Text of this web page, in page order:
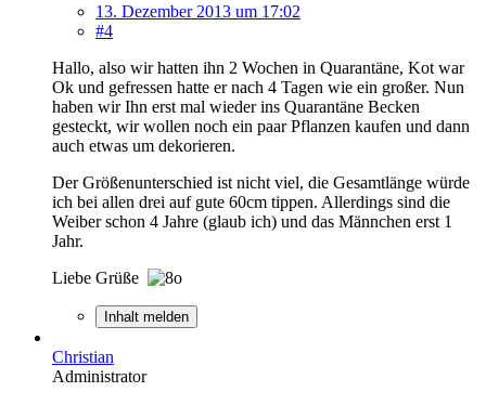
13. Dezember 2013 um 17:02
#4
Hallo, also wir hatten ihn 2 Wochen in Quarantäne, Kot war
Ok und gefressen hatte er nach 4 Tagen wie ein großer. Nun
haben wir Ihn erst mal wieder ins Quarantäne Becken
gesteckt, wir wollen noch ein paar Pflanzen kaufen und dann
auch etwas um dekorieren.
Der Größenunterschied ist nicht viel, die Gesamtlänge würde
ich bei allen drei auf gute 60cm tippen. Allerdings sind die
Weiber schon 4 Jahre (glaub ich) und das Männchen erst 1
Jahr.
Liebe Grüße
Inhalt melden
Christian
Administrator